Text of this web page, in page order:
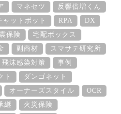
マネセツ
反響倍増くん
ャットボット RPA
DX
保険
宅配ボックス
副商材
スマサテ研究所
飛沫感染対策
事例
ト
ダンゴネット
オーナーズスタイル
OCR
継
火災保険